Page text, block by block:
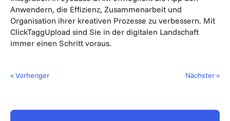
Anwendern, die Effizienz, Zusammenarbeit und
Organisation ihrer kreativen Prozesse zu verbessern. Mit
ClickTaggUpload sind Sie in der digitalen Landschaft
immer einen Schritt voraus.
« Vorheriger Nächster »